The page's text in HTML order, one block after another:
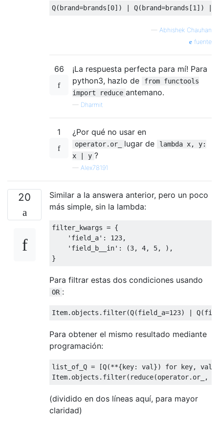
Q(brand=brands [0]) | Q(brand=brands [1 ]) |
— Abhishek Chauhan
fuente
66
¡La respuesta perfecta para mí! Para
python3, hazlo de
from functools
import reduce antemano.
— Dharmit
1 ¿Por qué no usar en
operator.or_ lugar de
lambda x, y:
x | y ?
— Alex78191
20
Similar a la answera anterior, pero un poco
más simple, sin la lambda:
filter_kwargs = {
'field_a' : 123,
'field_b__in' : (3, 4, 5,
),
}
Para filtrar estas dos condiciones usando
OR :
Item. objects . filter(Q(field_a=123) | Q(
Para obtener el mismo resultado mediante
programación:
list_of_Q = [Q(**{key: val }) for key, val
Item. objects . filter( reduce(operator. or_ ,
(dividido en dos líneas aquí, para mayor
claridad)